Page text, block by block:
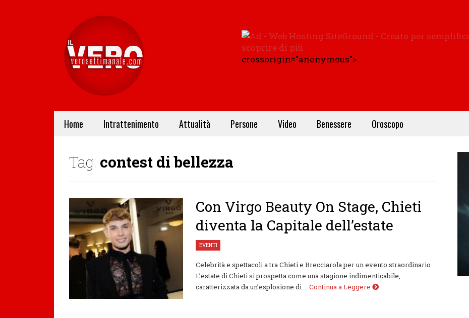
crossorigin="anonymous">
Home Intrattenimento Attualità Persone Video Benessere Oroscopo
Tag: contest di bellezza
Con Virgo Beauty On Stage, Chieti
diventa la Capitale dell’estate
EVENTI
Celebrità e spettacoli a tra Chieti e Brecciarola per un evento straordinario
L’estate di Chieti si prospetta come una stagione indimenticabile,
caratterizzata da un’esplosione di ... Continua a Leggere